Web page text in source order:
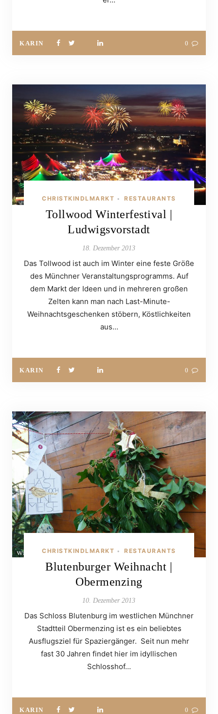
KARIN 0
CHRISTKINDLMARKT • RESTAURANTS
Tollwood Winterfestival |
Ludwigsvorstadt
18. Dezember 2013
Das Tollwood ist auch im Winter eine feste Größe
des Münchner Veranstaltungsprogramms. Auf
dem Markt der Ideen und in mehreren großen
Zelten kann man nach Last-Minute-
Weihnachtsgeschenken stöbern, Köstlichkeiten
aus…
KARIN 0
CHRISTKINDLMARKT • RESTAURANTS
Blutenburger Weihnacht |
Obermenzing
10. Dezember 2013
Das Schloss Blutenburg im westlichen Münchner
Stadtteil Obermenzing ist es ein beliebtes
Ausflugsziel für Spaziergänger. Seit nun mehr
fast 30 Jahren findet hier im idyllischen
Schlosshof…
KARIN 0